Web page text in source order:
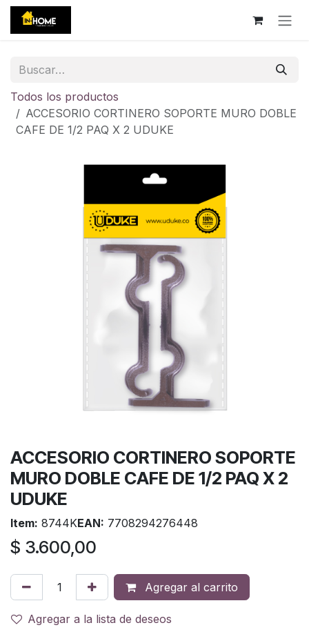
Ir al contenido
Todos los productos
ACCESORIO CORTINERO SOPORTE MURO DOBLE
CAFE DE 1/2 PAQ X 2 UDUKE
ACCESORIO CORTINERO SOPORTE
MURO DOBLE CAFE DE 1/2 PAQ X 2
UDUKE
Item: 8744KEAN: 7708294276448
$ 3.600,00
Agregar al carrito
Agregar a la lista de deseos